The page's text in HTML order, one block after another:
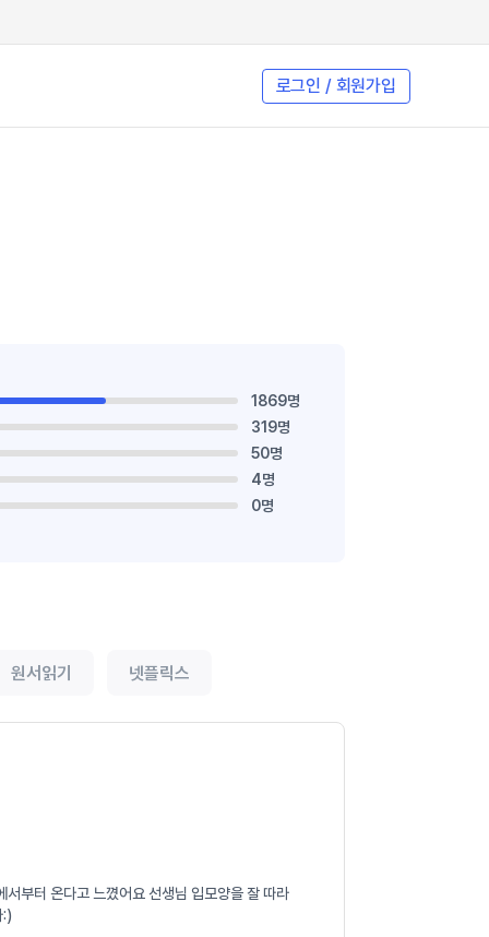
로그인 / 회원가입
1869명
319명
50명
4명
0명
원서읽기 넷플릭스
부터 온다고 느꼈어요 선생님 입모양을 잘 따라
:)